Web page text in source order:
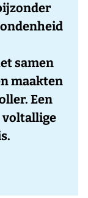
samen
maakten
Een
voltallige